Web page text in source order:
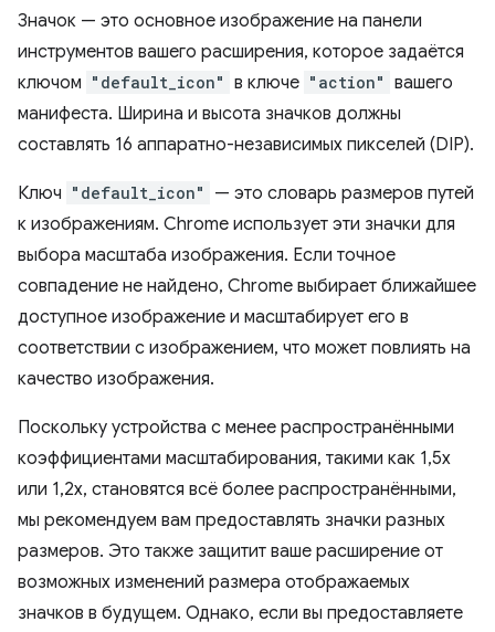
Значок — это основное изображение на панели
инструментов вашего расширения, которое задаётся
ключом "default_icon" в ключе "action" вашего
манифеста. Ширина и высота значков должны
составлять 16 аппаратно-независимых пикселей (DIP).
Ключ "default_icon"
— это словарь размеров путей
к изображениям. Chrome использует эти значки для
выбора масштаба изображения. Если точное
совпадение не найдено, Chrome выбирает ближайшее
доступное изображение и масштабирует его в
соответствии с изображением, что может повлиять на
качество изображения.
Поскольку устройства с менее распространёнными
коэффициентами масштабирования, такими как 1,5x
или 1,2x, становятся всё более распространёнными,
мы рекомендуем вам предоставлять значки разных
размеров. Это также защитит ваше расширение от
возможных изменений размера отображаемых
значков в будущем. Однако, если вы предоставляете